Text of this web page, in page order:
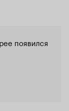
появился